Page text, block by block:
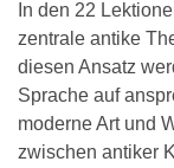
In den 22
zentrale antike
diesen Ansatz
Sprache auf
moderne Art und
zwischen antiker